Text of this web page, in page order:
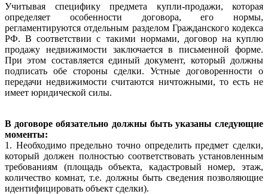
Учитывая специфику предмета купли-продажи, которая
определяет особенности договора, его нормы,
регламентируются отдельным разделом Гражданского кодекса
РФ. В соответствии с такими нормами, договор на куплю
продажу недвижимости заключается в письменной форме.
При этом составляется единый документ, который должны
подписать обе стороны сделки. Устные договоренности о
передачи недвижимости считаются ничтожными, то есть не
имеет юридической силы.
В договоре обязательно должны быть указаны следующие
моменты:
1. Необходимо предельно точно определить предмет сделки,
который должен полностью соответствовать установленным
требованиям (площадь объекта, кадастровый номер, этаж,
количество комнат, т.е. должны быть сведения позволяющие
идентифицировать объект сделки).